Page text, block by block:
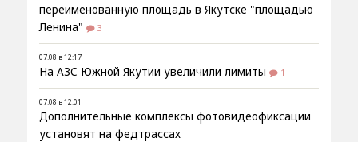
переименованную площадь в Якутске "площадью
Ленина"
3
07.08 в 12:17
На АЗС Южной Якутии увеличили лимиты 1
07.08 в 12:01
Дополнительные комплексы фотовидеофиксации
установят на федтрассах